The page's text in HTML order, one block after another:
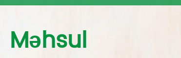
Məhsul